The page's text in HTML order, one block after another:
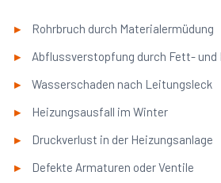
Rohrbruch durch Materialermüdung
Abflussverstopfung durch Fett- und
Wasserschaden nach Leitungsleck
Heizungsausfall im Winter
Druckverlust in der Heizungsanlage
Defekte Armaturen oder Ventile